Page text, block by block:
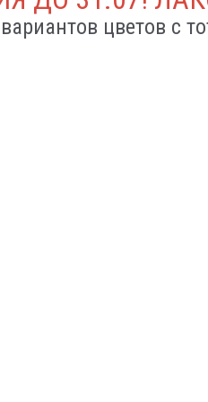
цветов с